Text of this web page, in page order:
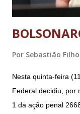
Por Sebastião Filho
Nesta quinta-feira
Federal decidiu, por
1 da ação penal